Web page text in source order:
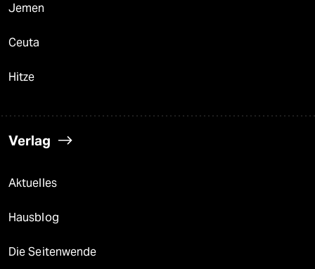
Jemen
Ceuta
Hitze
Verlag
Aktuelles
Hausblog
Die Seitenwende